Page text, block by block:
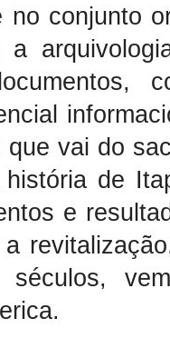
no conjunto
a
vai do
de
e